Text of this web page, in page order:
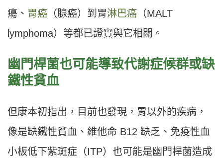
瘍、 胃癌 （腺癌）到胃淋巴癌 （MALT
lymphoma）等都已證實與它相關。
幽門桿菌也可能導致代謝症候群或缺
鐵性貧血
但康本初指出，目前也發現，胃以外的疾病，
像是缺鐵性貧血、維他命 B12 缺乏、免疫性血
小板低下紫斑症（ITP）也可能是幽門桿菌造成